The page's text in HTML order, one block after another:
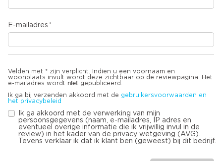
E-mailadres
Velden met * zijn verplicht. Indien u een voornaam en
woonplaats invult wordt deze zichtbaar op de reviewpagina. Het
e-mailadres wordt niet gepubliceerd.
Ik ga bij verzenden akkoord met de gebruikersvoorwaarden en
het privacybeleid
Ik ga akkoord met de verwerking van mijn
persoonsgegevens (naam, e-mailadres, IP adres en
eventueel overige informatie die ik vrijwillig invul in de
review) in het kader van de privacy wetgeving (AVG).
Tevens verklaar ik dat ik klant ben (geweest) bij dit bedrijf.